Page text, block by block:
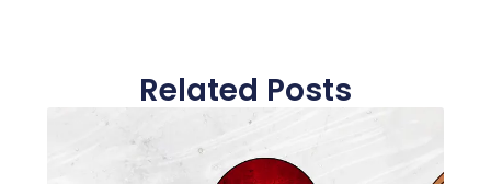
Related Posts